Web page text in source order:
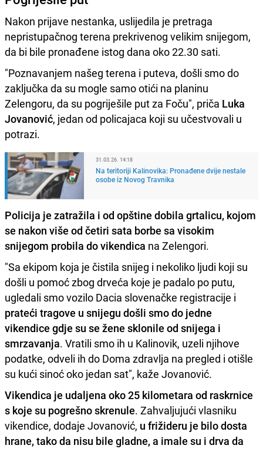
Nakon prijave nestanka, uslijedila je pretraga
nepristupačnog terena prekrivenog velikim snijegom,
da bi bile pronađene istog dana oko 22.30 sati.
"Poznavanjem našeg terena i puteva, došli smo do
zaključka da su mogle samo otići na planinu
Zelengoru, da su pogriješile put za Foču", priča Luka
Jovanović, jedan od policajaca koji su učestvovali u
potrazi.
31.03.26. 14:18
Na teritoriji Kalinovika: Pronađene dvije nestale
osobe iz Novog Travnika
Policija je zatražila i od opštine dobila grtalicu, kojom
se nakon više od četiri sata borbe sa visokim
snijegom probila do vikendica na Zelengori.
"Sa ekipom koja je čistila snijeg i nekoliko ljudi koji su
došli u pomoć zbog drveća koje je padalo po putu,
ugledali smo vozilo Dacia slovenačke registracije i
prateći tragove u snijegu došli smo do jedne
vikendice gdje su se žene sklonile od snijega i
smrzavanja. Vratili smo ih u Kalinovik, uzeli njihove
podatke, odveli ih do Doma zdravlja na pregled i otišle
su kući sinoć oko jedan sat", kaže Jovanović.
Vikendica je udaljena oko 25 kilometara od raskrnice
s koje su pogrešno skrenule. Zahvaljujući vlasniku
vikendice, dodaje Jovanović, u frižideru je bilo dosta
hrane, tako da nisu bile gladne, a imale su i drva da